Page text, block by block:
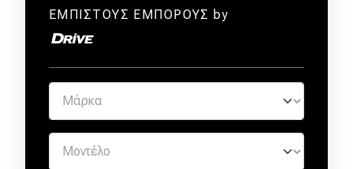
ΕΜΠΙΣΤΟΥΣ ΕΜΠΟΡΟΥΣ by